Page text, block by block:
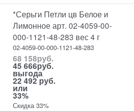
*Серьги Петли цв Белое и
Лимонное арт. 02-4059-00-
000-1121-48-283 вес 4 г
02-4059-00-000-1121-48-283
68 158руб.
45 666руб.
выгода
22 492 руб.
или
33%
Скидка 33%